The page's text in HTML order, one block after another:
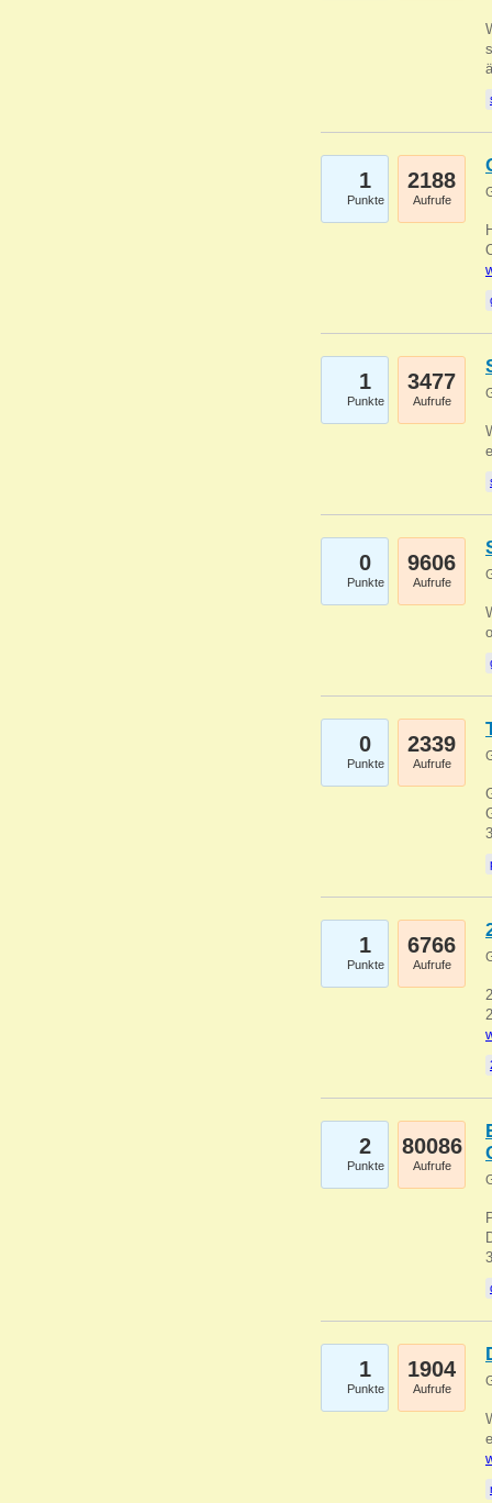
1
Punkte
2188
Aufrufe
1
Punkte
3477
Aufrufe
0
Punkte
9606
Aufrufe
0
Punkte
2339
Aufrufe
1
Punkte
6766
Aufrufe
2
Punkte
80086
Aufrufe
1
Punkte
1904
Aufrufe